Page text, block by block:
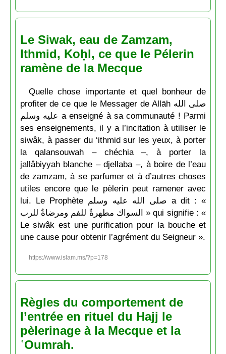
Le Siwak, eau de Zamzam,
Ithmid, Koḥl, ce que le Pélerin
ramène de la Mecque
Quelle chose importante et quel bonheur de
profiter de ce que le Messager de Allāh صلى الله
عليه وسلم a enseigné à sa communauté ! Parmi
ses enseignements, il y a l’incitation à utiliser le
siwâk, à passer du ‘ithmid sur les yeux, à porter
la qalansouwah – chéchia –, à porter la
jallâbiyyah blanche – djellaba –, à boire de l’eau
de zamzam, à se parfumer et à d’autres choses
utiles encore que le pèlerin peut ramener avec
lui. Le Prophète صلى الله عليه وسلم a dit : «
السواك مطهرةٌ للفم ومرضاةٌ للرب » qui signifie : «
Le siwâk est une purification pour la bouche et
une cause pour obtenir l’agrément du Seigneur ».
https://www.islam.ms/?p=178
Règles du comportement de
l’entrée en rituel du Hajj le
pèlerinage à la Mecque et la
ʿOumrah.